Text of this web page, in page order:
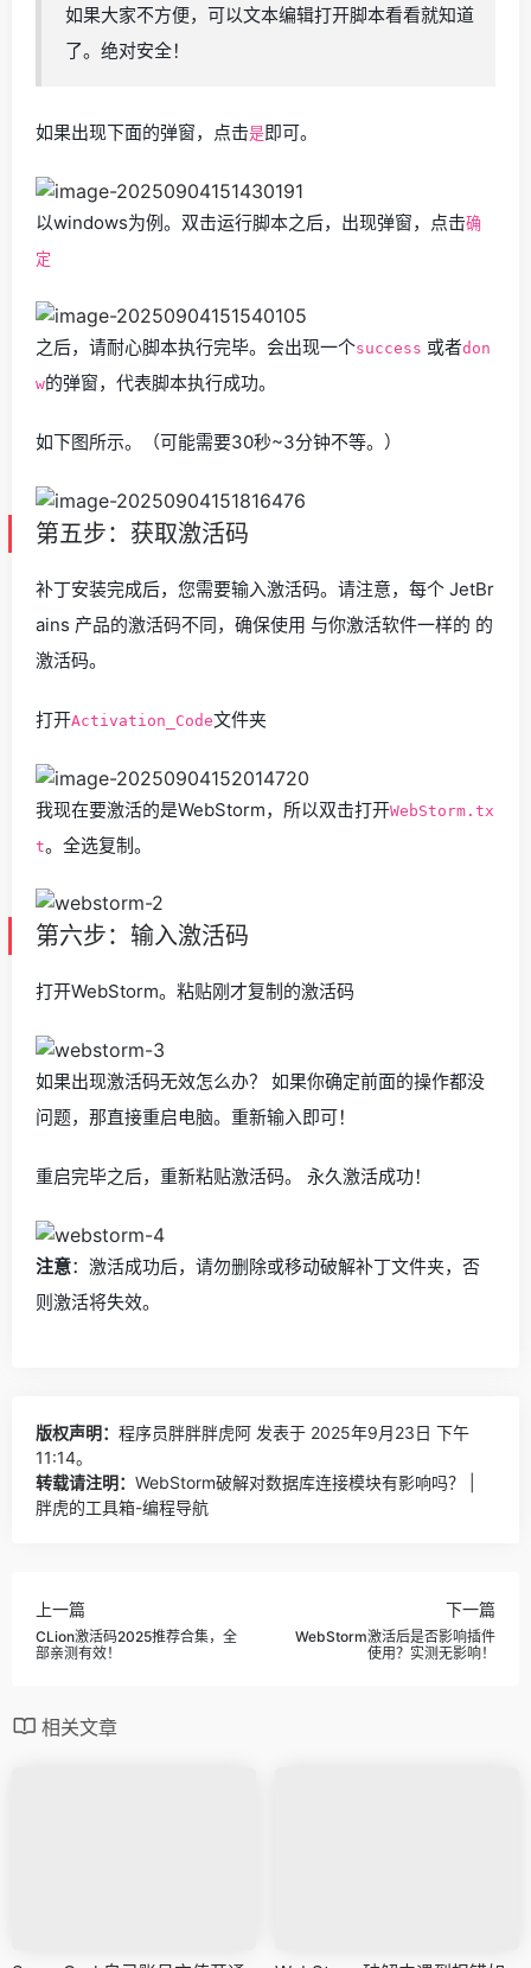
如果大家不方便，可以文本编辑打开脚本看看就知道
了。绝对安全！
如果出现下面的弹窗，点击是即可。
以windows为例。双击运行脚本之后，出现弹窗，点击确
定
之后，请耐心脚本执行完毕。会出现一个success 或者don
w的弹窗，代表脚本执行成功。
如下图所示。（可能需要30秒~3分钟不等。）
第五步：获取激活码
补丁安装完成后，您需要输入激活码。请注意，每个 JetBr
ains 产品的激活码不同，确保使用 与你激活软件一样的 的
激活码。
打开Activation_Code文件夹
我现在要激活的是WebStorm，所以双击打开WebStorm.tx
t。全选复制。
第六步：输入激活码
打开WebStorm。粘贴刚才复制的激活码
如果出现激活码无效怎么办？ 如果你确定前面的操作都没
问题，那直接重启电脑。重新输入即可！
重启完毕之后，重新粘贴激活码。 永久激活成功！
注意：激活成功后，请勿删除或移动破解补丁文件夹，否
则激活将失效。
版权声明： 程序员胖胖胖虎阿 发表于 2025年9月23日 下午
11:14。
转载请注明： WebStorm破解对数据库连接模块有影响吗？ |
胖虎的工具箱-编程导航
上一篇
CLion激活码2025推荐合集，全
部亲测有效！
下一篇
WebStorm激活后是否影响插件
使用？实测无影响！
相关文章